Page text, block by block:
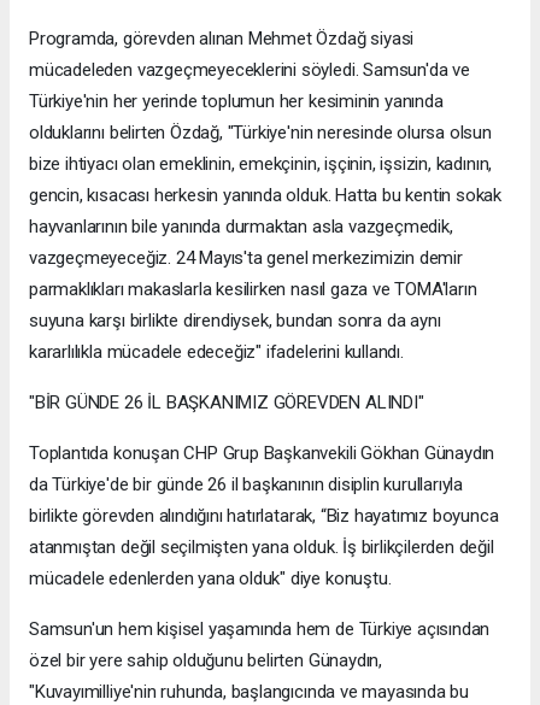
Programda, görevden alınan Mehmet Özdağ siyasi
mücadeleden vazgeçmeyeceklerini söyledi. Samsun'da ve
Türkiye'nin her yerinde toplumun her kesiminin yanında
olduklarını belirten Özdağ, "Türkiye'nin neresinde olursa olsun
bize ihtiyacı olan emeklinin, emekçinin, işçinin, işsizin, kadının,
gencin, kısacası herkesin yanında olduk. Hatta bu kentin sokak
hayvanlarının bile yanında durmaktan asla vazgeçmedik,
vazgeçmeyeceğiz. 24 Mayıs'ta genel merkezimizin demir
parmaklıkları makaslarla kesilirken nasıl gaza ve TOMA'ların
suyuna karşı birlikte direndiysek, bundan sonra da aynı
kararlılıkla mücadele edeceğiz" ifadelerini kullandı.
"BİR GÜNDE 26 İL BAŞKANIMIZ GÖREVDEN ALINDI"
Toplantıda konuşan CHP Grup Başkanvekili Gökhan Günaydın
da Türkiye'de bir günde 26 il başkanının disiplin kurullarıyla
birlikte görevden alındığını hatırlatarak, “Biz hayatımız boyunca
atanmıştan değil seçilmişten yana olduk. İş birlikçilerden değil
mücadele edenlerden yana olduk" diye konuştu.
Samsun'un hem kişisel yaşamında hem de Türkiye açısından
özel bir yere sahip olduğunu belirten Günaydın,
"Kuvayımilliye'nin ruhunda, başlangıcında ve mayasında bu